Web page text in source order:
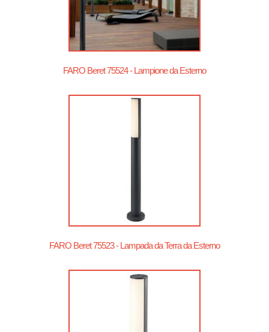
FARO Beret 75524 - Lampione da Esterno
FARO Beret 75523 - Lampada da Terra da Esterno